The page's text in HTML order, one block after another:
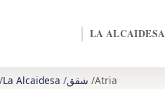
LA ALCAIDESA
La Alcaidesa شقق Atria